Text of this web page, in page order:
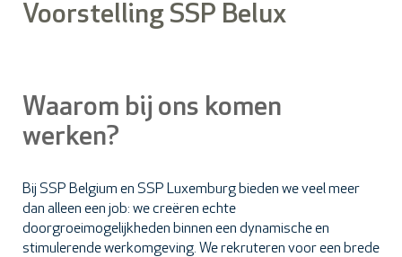
Voorstelling SSP Belux
Waarom bij ons komen
werken?
Bij SSP Belgium en SSP Luxemburg bieden we veel meer
dan alleen een job: we creëren echte
doorgroeimogelijkheden binnen een dynamische en
stimulerende werkomgeving. We rekruteren voor een brede